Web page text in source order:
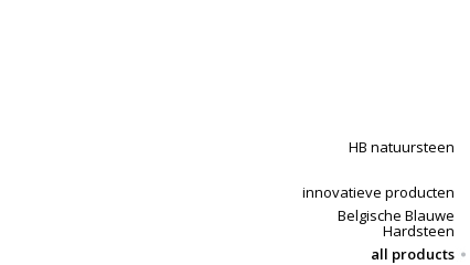
HB natuursteen
innovatieve producten
Belgische Blauwe
Hardsteen
all products